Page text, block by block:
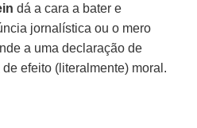
dá a cara a bater e
jornalística ou o mero
a uma declaração de
efeito (literalmente) moral.